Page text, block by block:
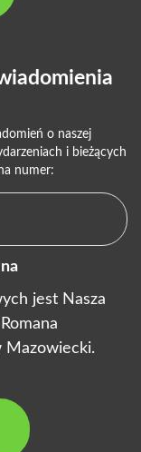
o naszej
i bieżących
numer:
jest Nasza
Mazowiecki.